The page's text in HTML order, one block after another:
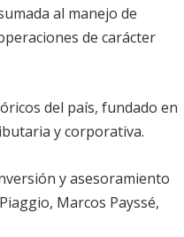
al manejo de
de carácter
del país, fundado en
y corporativa.
y asesoramiento
Marcos Payssé,